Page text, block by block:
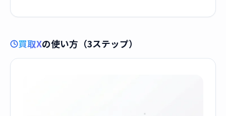
買取Xの使い方（3ステップ）